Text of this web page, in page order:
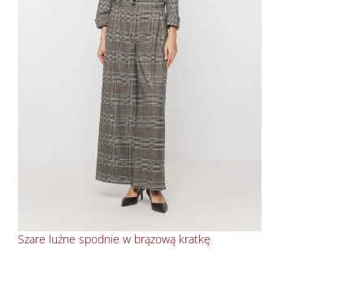
Szare luźne spodnie w brązową kratkę